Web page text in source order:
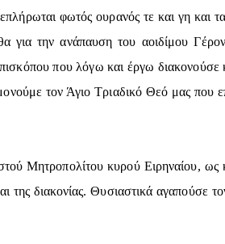
φωτός ουρανός τε και γη και
για την ανάπαυση του αοιδίμου
που λόγω και έργω διακονούσε
τον Άγιο Τριαδικό Θεό μας που
Μητροπολίτου κυρού Ειρηναίου, ως
της διακονίας. Θυσιαστικά αγαπούσε